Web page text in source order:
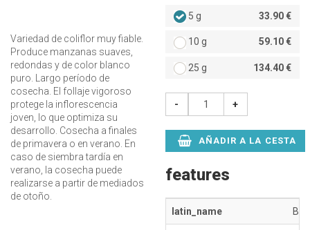
Variedad de coliflor muy fiable.
Produce manzanas suaves,
redondas y de color blanco
puro. Largo período de
cosecha. El follaje vigoroso
protege la inflorescencia
joven, lo que optimiza su
desarrollo. Cosecha a finales
de primavera o en verano. En
caso de siembra tardía en
verano, la cosecha puede
realizarse a partir de mediados
de otoño.
5 g 33.90 €
10 g 59.10 €
25 g 134.40 €
- +
AÑADIR A LA CESTA
features
latin_name